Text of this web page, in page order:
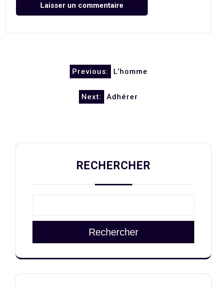
Navigation Previous: L’homme
Next: Adhérer
RECHERCHER
Rechercher